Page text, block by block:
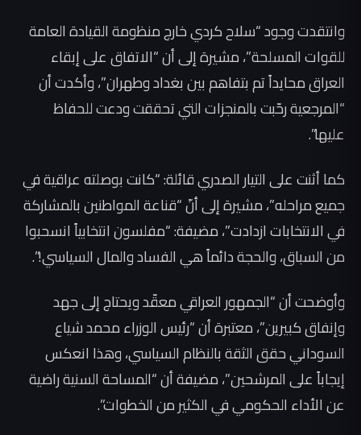
وانتقدت وجود “سلاح كردي خارج منظومة القيادة العامة
للقوات المسلحة”، مشيرة إلى أن “الاتفاق على إبقاء
العراق محايداً تم بتفاهم بين بغداد وطهران”، وأكدت أن
“المرجعية رحّبت بالمنجزات التي تحققت ودعت للحفاظ
عليها”.
كما أثنت على التيار الصدري قائلة: “كانت بوصلته عراقية في
جميع مراحله”، مشيرة إلى أنّ “قناعة المواطنين بالمشاركة
في الانتخابات ازدادت”، مضيفة: “مفلسون انتخابياً انسحبوا
من السباق، والحجة دائماً هي الفساد والمال السياسي!”.
وأوضحت أن “الجمهور العراقي معقّد ويحتاج إلى جهد
وإنفاق كبيرين”، معتبرة أن “رئيس الوزراء محمد شياع
السوداني حقق الثقة بالنظام السياسي، وهذا انعكس
إيجاباً على المرشحين”، مضيفة أن “المساحة السنية راضية
عن الأداء الحكومي في الكثير من الخطوات”.